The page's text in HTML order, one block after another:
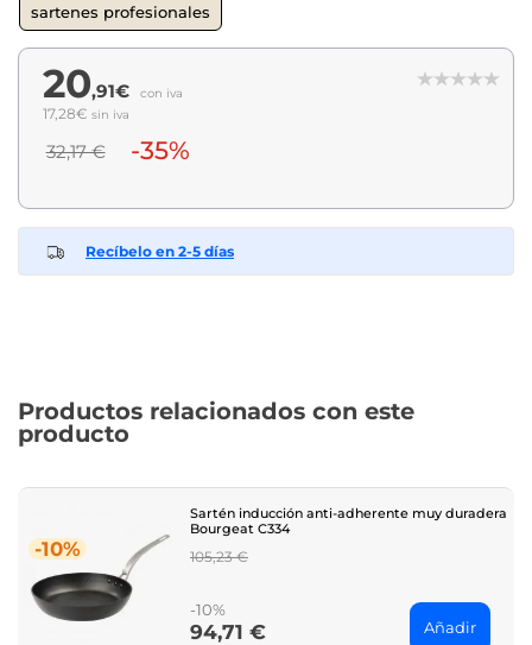
sartenes profesionales
20,91€ con iva
17,28€ sin iva
32,17 € -35%
Recíbelo en 2-5 días
Productos relacionados con este
producto
-10%
Sartén inducción anti-adherente muy duradera
Bourgeat C334
Regular
105,23 €
-10%
Price
94,71 € Añadir